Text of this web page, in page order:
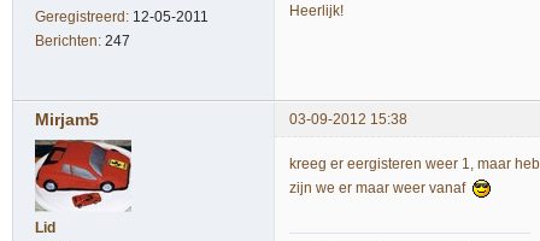
Geregistreerd: 12-05-2011
Berichten: 247
Heerlijk!
Mirjam5 03-09-2012 15:38
Lid
kreeg er eergisteren weer 1, maar
zijn we er maar weer vanaf